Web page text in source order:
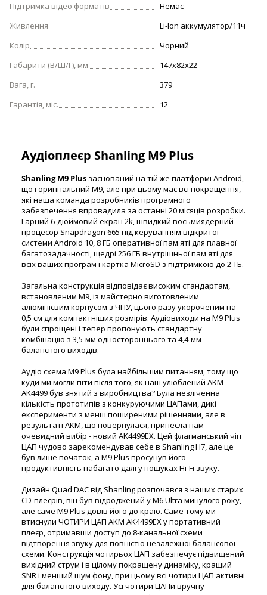
Підтримка відео форматів
Немає
Живлення
Li-Ion аккумулятор/11ч
Колір
Чорний
Габарити (В/Ш/Г), мм
147х82х22
Вага, г.
379
Гарантія, міс.
12
Аудіоплеєр Shanling M9 Plus
Shanling M9 Plus заснований на тій же платформі Android,
що і оригінальний M9, але при цьому має всі покращення,
які наша команда розробників програмного
забезпечення впровадила за останні 20 місяців розробки.
Гарний 6-дюймовий екран 2k, швидкий восьмиядерний
процесор Snapdragon 665 під керуванням відкритої
системи Android 10, 8 ГБ оперативної пам'яті для плавної
багатозадачності, щедрі 256 ГБ внутрішньої пам'яті для
всіх ваших програм і картка MicroSD з підтримкою до 2 ТБ.
Загальна конструкція відповідає високим стандартам,
встановленим M9, із майстерно виготовленим
алюмінієвим корпусом з ЧПУ, цього разу укороченим на
0,5 см для компактніших розмірів. Аудіовиходи на M9 Plus
були спрощені і тепер пропонують стандартну
комбінацію з 3,5-мм одностороннього та 4,4-мм
балансного виходів.
Аудіо схема M9 Plus була найбільшим питанням, тому що
куди ми могли піти після того, як наш улюблений AKM
AK4499 був знятий з виробництва? Була незліченна
кількість прототипів з конкуруючими ЦАПами, дикі
експерименти з менш поширеними рішеннями, але в
результаті AKM, що повернулася, принесла нам
очевидний вибір - новий AK4499EX. Цей флагманський чіп
ЦАП чудово зарекомендував себе в Shanling H7, але це
був лише початок, а M9 Plus просунув його
продуктивність набагато далі у пошуках Hi-Fi звуку.
Дизайн Quad DAC від Shanling розпочався з наших старих
CD-плеєрів, він був відроджений у M6 Ultra минулого року,
але саме M9 Plus довів його до краю. Саме тому ми
втиснули ЧОТИРИ ЦАП AKM AK4499EX у портативний
плеєр, отримавши доступ до 8-канальної схеми
відтворення звуку для повністю незалежної балансової
схеми. Конструкція чотирьох ЦАП забезпечує підвищений
вихідний струм і в цілому покращену динаміку, кращий
SNR і менший шум фону, при цьому всі чотири ЦАП активні
для балансного виходу. Усі чотири ЦАПи вручну